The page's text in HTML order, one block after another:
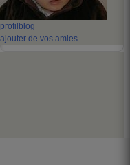
profil blog
ajouter de vos amies